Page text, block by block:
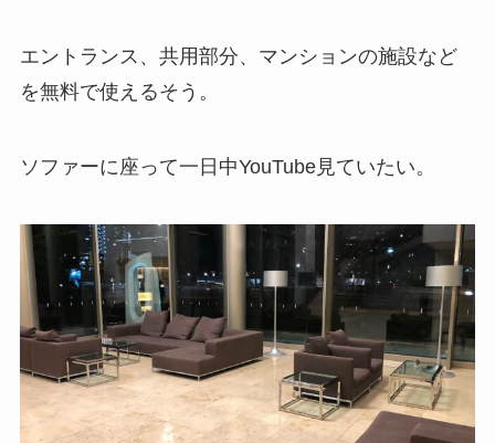
エントランス、共用部分、マンションの施設など
を無料で使えるそう。
ソファーに座って一日中YouTube見ていたい。